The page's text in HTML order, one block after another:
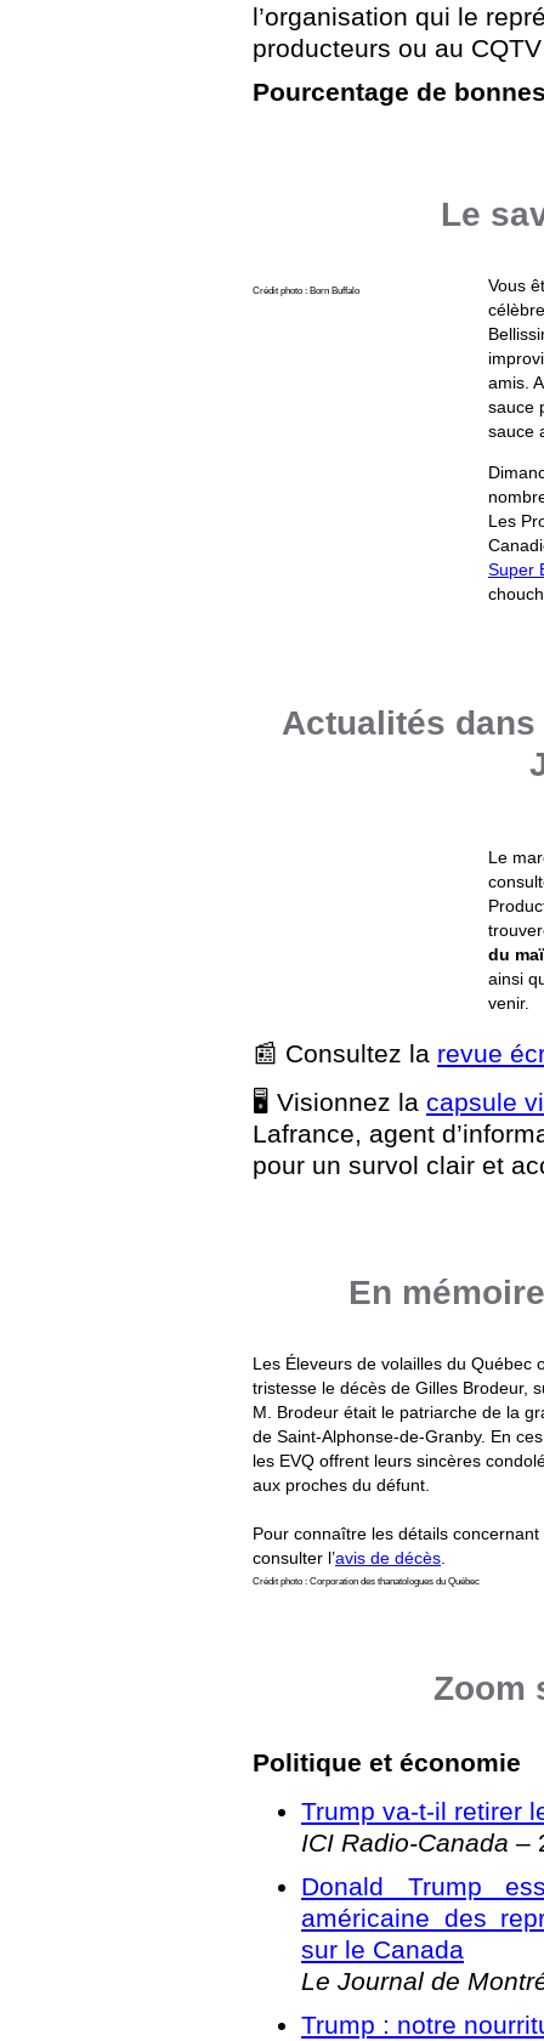
l’organisation qui le
producteurs ou au
Pourcentage de
Le
Crédit photo : Born Buffalo
Vous
amis.
sauce
sauce
Les
Super
Actualités
Le
du
ainsi
venir.
📰 Consultez la revue
🖥️ Visionnez la capsule
Lafrance, agent
pour un survol clair et
En
Les Éleveurs de volailles du Québec
tristesse le décès de Gilles Brodeur,
M. Brodeur était le patriarche de la
de Saint-Alphonse-de-Granby. En
les EVQ offrent leurs sincères
aux proches du défunt.
Pour connaître les détails
consulter l’avis de décès
Crédit photo : Corporation des thanatologues du Québec
Zoom
Politique et économie
Trump va-t-il retirer
ICI Radio-Canada –
Donald Trump
américaine des
sur le Canada
Le Journal de
Trump : notre